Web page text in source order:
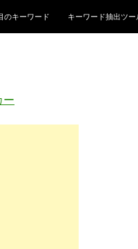
のキーワード キーワード抽出ツー
ー